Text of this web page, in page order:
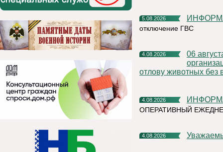
5.08.2026
отключение ГВС
4.08.2026
06 августа 2026 года на территории Княжпогостского района,
отлову животных без
4.08.2026
ОПЕРАТИВНЫЙ
4.08.2026